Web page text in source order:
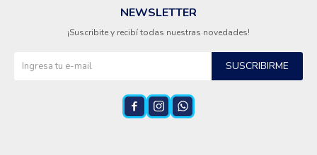
NEWSLETTER
¡Suscribite y recibí todas nuestras novedades!
SUSCRIBIRME
  
Cuidado personal